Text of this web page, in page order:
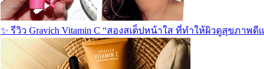
✨ รีวิว Gravich Vitamin C “สองสเต็ปหน้าใส ที่ทำให้ผิวดูสุขภาพ